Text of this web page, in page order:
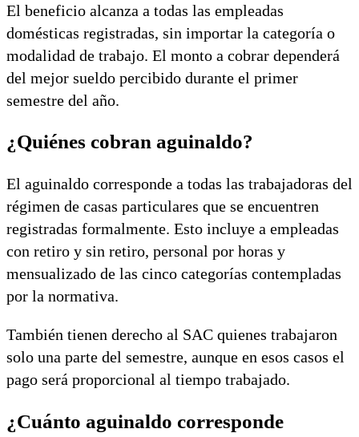
El beneficio alcanza a todas las empleadas
domésticas registradas, sin importar la categoría o
modalidad de trabajo. El monto a cobrar dependerá
del mejor sueldo percibido durante el primer
semestre del año.
¿Quiénes cobran aguinaldo?
El aguinaldo corresponde a todas las trabajadoras del
régimen de casas particulares que se encuentren
registradas formalmente. Esto incluye a empleadas
con retiro y sin retiro, personal por horas y
mensualizado de las cinco categorías contempladas
por la normativa.
También tienen derecho al SAC quienes trabajaron
solo una parte del semestre, aunque en esos casos el
pago será proporcional al tiempo trabajado.
¿Cuánto aguinaldo corresponde